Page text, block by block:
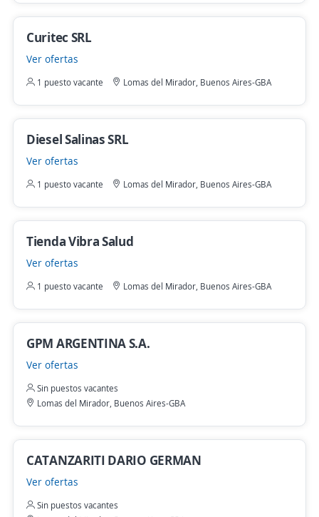
Curitec SRL
Ver ofertas
1 puesto vacante Lomas del Mirador, Buenos Aires-GBA
Diesel Salinas SRL
Ver ofertas
1 puesto vacante Lomas del Mirador, Buenos Aires-GBA
Tienda Vibra Salud
Ver ofertas
1 puesto vacante Lomas del Mirador, Buenos Aires-GBA
GPM ARGENTINA S.A.
Ver ofertas
Sin puestos vacantes
Lomas del Mirador, Buenos Aires-GBA
CATANZARITI DARIO GERMAN
Ver ofertas
Sin puestos vacantes